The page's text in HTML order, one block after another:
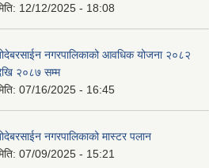
12/12/2025 - 18:08
नगरपालिकाको आवधिक योजना २०८२
२०८७ सम्म
07/16/2025 - 16:45
नगरपालिकाको मास्टर पलान
07/09/2025 - 15:21